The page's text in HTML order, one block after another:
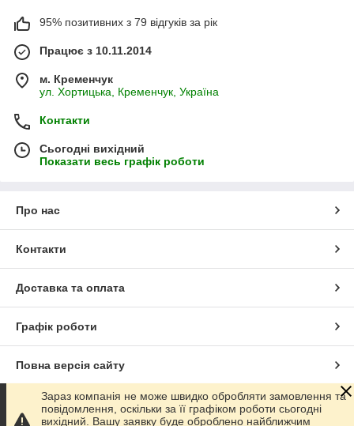
95% позитивних з 79 відгуків за рік
Працює з 10.11.2014
м. Кременчук
ул. Хортицька, Кременчук, Україна
Контакти
Сьогодні вихідний
Показати весь графік роботи
Про нас
Контакти
Доставка та оплата
Графік роботи
Повна версія сайту
Сайт створено на маркетплейсіProm.ua
Зараз компанія не може швидко обробляти замовлення та
повідомлення, оскільки за її графіком роботи сьогодні
вихідний. Вашу заявку буде оброблено найближчим